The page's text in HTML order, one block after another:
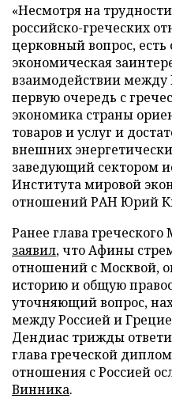
«Несмотря на
российско-греческих
церковный вопрос,
экономическая
взаимодействии между
первую очередь с
экономика страны
товаров и услуг и
внешних
заведующий сектором
Института мировой
отношений РАН Юрий
Ранее глава
заявил, что Афины
отношений с Москвой,
историю и общую
уточняющий вопрос,
между Россией и
Дендиас трижды
глава греческой
отношения с Россией
Винника.